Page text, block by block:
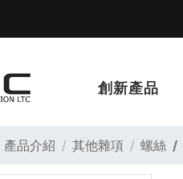
創新產品
產品介紹 其他雜項 螺絲